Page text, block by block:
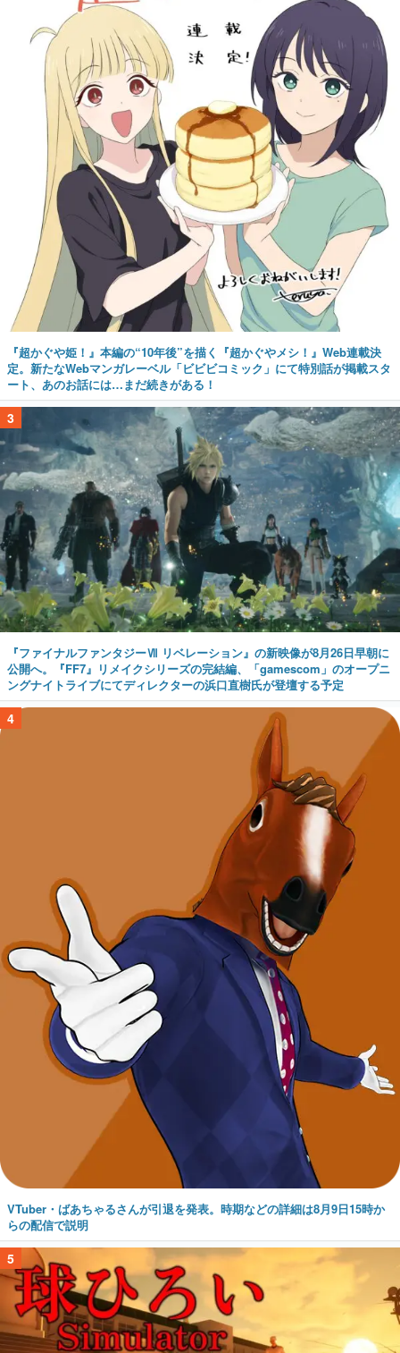
『超かぐや姫！』本編の“10年後”を描く『超かぐやメシ！』Web連載決
定。新たなWebマンガレーベル「ビビビコミック」にて特別話が掲載スタ
ート、あのお話には…まだ続きがある！
3
『ファイナルファンタジーⅦ リベレーション』の新映像が8月26日早朝に
公開へ。『FF7』リメイクシリーズの完結編、「gamescom」のオープニ
ングナイトライブにてディレクターの浜口直樹氏が登壇する予定
4
VTuber・ばあちゃるさんが引退を発表。時期などの詳細は8月9日15時か
らの配信で説明
5